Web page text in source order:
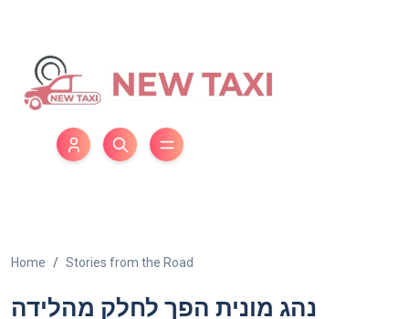
Home Stories from the Road
נהג מונית הפך לחלק מהלידה